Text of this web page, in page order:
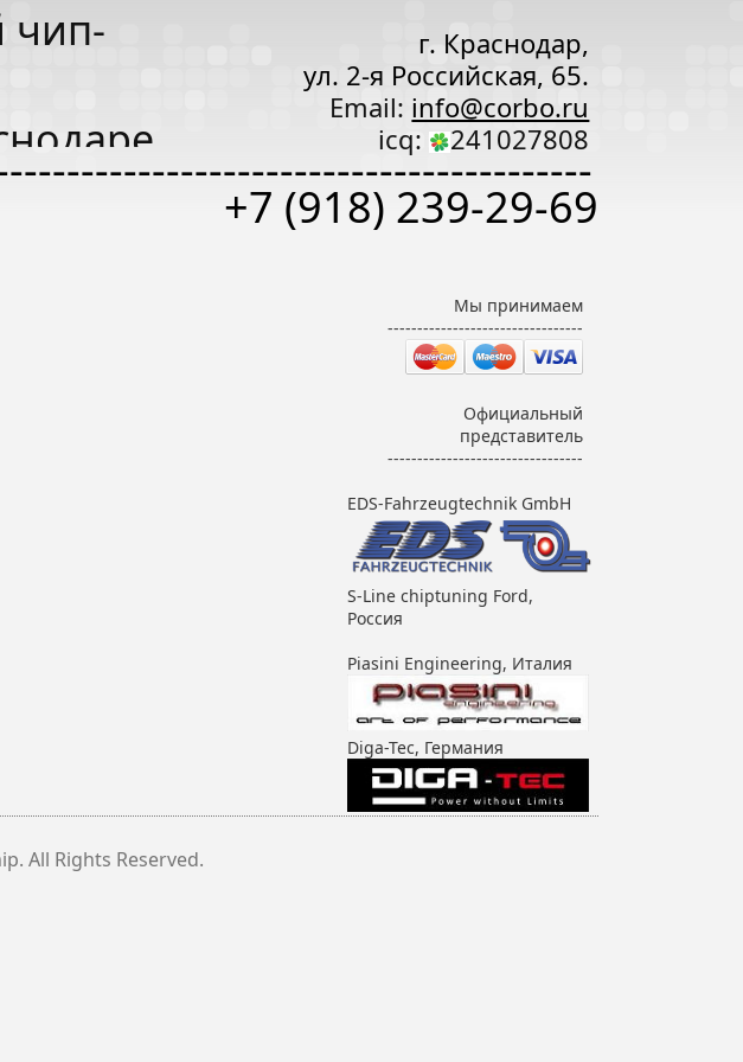
чип-
г. Краснодар,
ул. 2-я Российская, 65.
Email: info@corbo.ru
icq:
241027808
+7 (918) 239-29-69
Мы принимаем
---------------------------------
Официальный
представитель
---------------------------------
EDS-Fahrzeugtechnik GmbH
S-Line chiptuning Ford,
Россия
Piasini Engineering, Италия
Diga-Tec, Германия
All Rights Reserved.